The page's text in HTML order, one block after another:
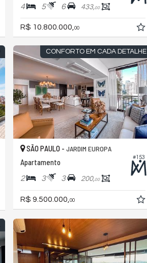
4 5 6 433,00
R$ 10.800.000,00
CONFORTO EM CADA DETALHE
#153
SÃO PAULO - JARDIM EUROPA
Apartamento
2 3 3 200,00
R$ 9.500.000, 00